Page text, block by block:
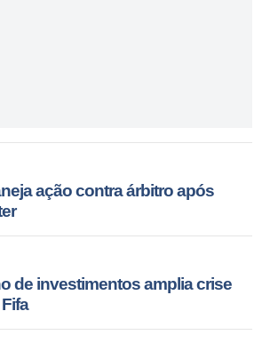
ação contra árbitro após
de investimentos amplia crise